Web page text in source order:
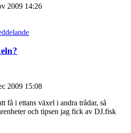
2009 14:26
2009 15:08
få i ettans växel i andra trådar, så
och tipsen jag fick av DJ.fisk